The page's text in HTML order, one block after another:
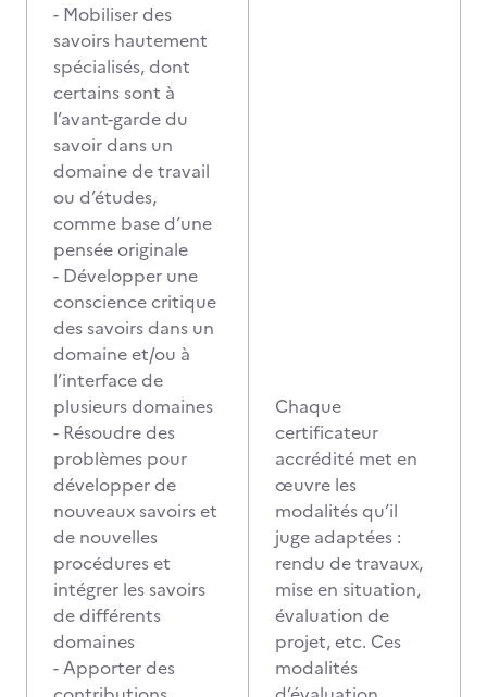
- Mobiliser des
savoirs hautement
spécialisés, dont
certains sont à
l’avant-garde du
savoir dans un
domaine de travail
ou d’études,
comme base d’une
pensée originale
- Développer une
conscience critique
des savoirs dans un
domaine et/ou à
l’interface de
plusieurs domaines
- Résoudre des
problèmes pour
développer de
nouveaux savoirs et
de nouvelles
procédures et
intégrer les savoirs
de différents
domaines
- Apporter des
Chaque
certificateur
accrédité met en
œuvre les
modalités qu’il
juge adaptées :
rendu de travaux,
mise en situation,
évaluation de
projet, etc. Ces
modalités